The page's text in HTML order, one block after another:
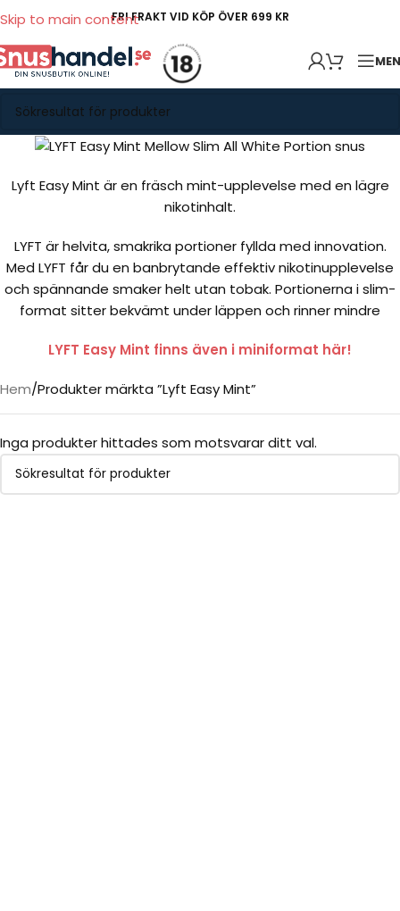
Skip to main contentFRI FRAKT VID KÖP ÖVER 699 KR
Lyft Easy Mint är en fräsch mint-upplevelse med en lägre
nikotinhalt.
LYFT är helvita, smakrika portioner fyllda med innovation.
Med LYFT får du en banbrytande effektiv nikotinupplevelse
och spännande smaker helt utan tobak. Portionerna i slim-
format sitter bekvämt under läppen och rinner mindre
LYFT Easy Mint finns även i miniformat här!
Hem Produkter märkta ”Lyft Easy Mint”
Inga produkter hittades som motsvarar ditt val.